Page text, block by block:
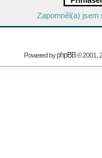
Zapomněl(a) jsem
Powered byphpBB© 2001,